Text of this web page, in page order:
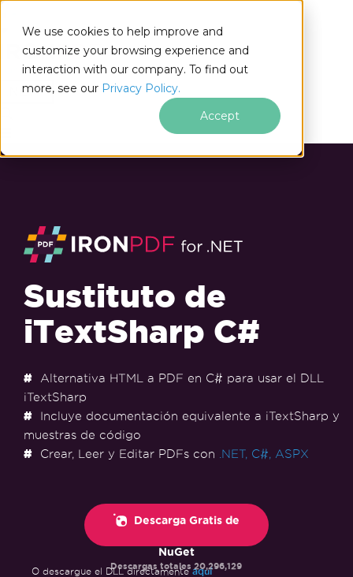
We use cookies to help improve and
customize your browsing experience and
interaction with our company. To find out
more, see our Privacy Policy.
Accept
.NET
Sustituto de
iTextSharp C#
Alternativa HTML a PDF en C# para usar el DLL
iTextSharp
Incluye documentación equivalente a iTextSharp y
muestras de código
Crear, Leer y Editar PDFs con
.NET, C#, ASPX
Descarga Gratis de
NuGet
Descargas totales 20,296,129
O descargue el DLL directamenteaquí